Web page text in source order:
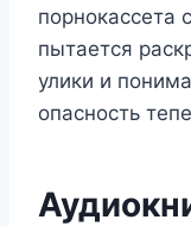
порнокассета
пытается
улики и
опасность